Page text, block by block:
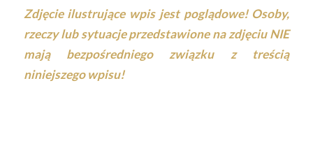
Zdjęcie ilustrujące wpis jest poglądowe! Osoby,
rzeczy lub sytuacje przedstawione na zdjęciu NIE
mają bezpośredniego związku z treścią
niniejszego wpisu!